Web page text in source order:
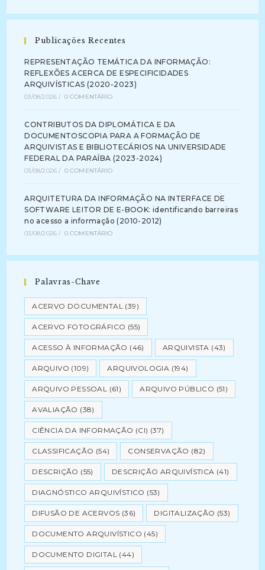
Publicações Recentes
REPRESENTAÇÃO TEMÁTICA DA INFORMAÇÃO:
REFLEXÕES ACERCA DE ESPECIFICIDADES
ARQUIVÍSTICAS (2020-2023)
03/08/2026 / 0 COMENTÁRIO
CONTRIBUTOS DA DIPLOMÁTICA E DA
DOCUMENTOSCOPIA PARA A FORMAÇÃO DE
ARQUIVISTAS E BIBLIOTECÁRIOS NA UNIVERSIDADE
FEDERAL DA PARAÍBA (2023-2024)
03/08/2026 / 0 COMENTÁRIO
ARQUITETURA DA INFORMAÇÃO NA INTERFACE DE
SOFTWARE LEITOR DE E-BOOK: identificando barreiras
no acesso a informação (2010-2012)
03/08/2026 / 0 COMENTÁRIO
Palavras-Chave
ACERVO DOCUMENTAL (39)
ACERVO FOTOGRÁFICO (55)
ACESSO À INFORMAÇÃO (46) ARQUIVISTA (43)
ARQUIVO (109) ARQUIVOLOGIA (194)
ARQUIVO PESSOAL (61) ARQUIVO PÚBLICO (51)
AVALIAÇÃO (38)
CIÊNCIA DA INFORMAÇÃO (CI) (37)
CLASSIFICAÇÃO (54) CONSERVAÇÃO (82)
DESCRIÇÃO (55) DESCRIÇÃO ARQUIVÍSTICA (41)
DIAGNÓSTICO ARQUIVÍSTICO (53)
DIFUSÃO DE ACERVOS (36) DIGITALIZAÇÃO (53)
DOCUMENTO ARQUIVÍSTICO (45)
DOCUMENTO DIGITAL (44)